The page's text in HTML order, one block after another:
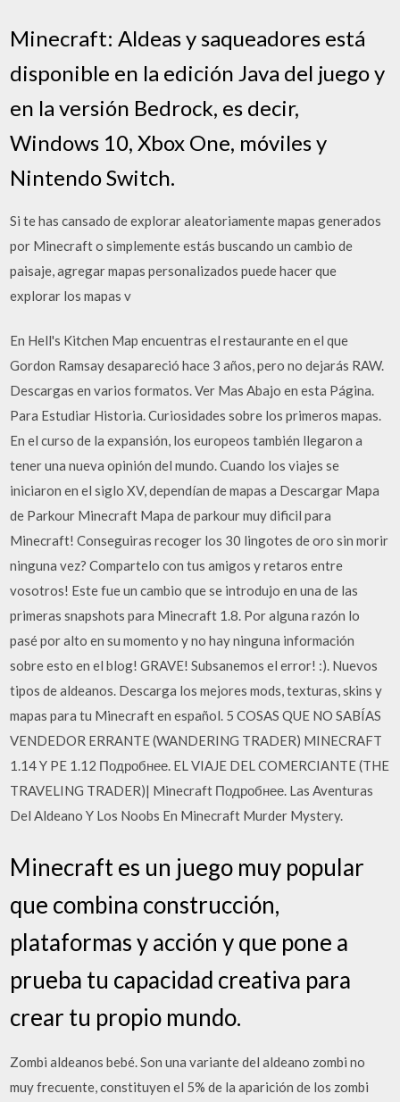
Minecraft: Aldeas y saqueadores está
disponible en la edición Java del juego y
en la versión Bedrock, es decir,
Windows 10, Xbox One, móviles y
Nintendo Switch.
Si te has cansado de explorar aleatoriamente mapas generados
por Minecraft o simplemente estás buscando un cambio de
paisaje, agregar mapas personalizados puede hacer que
explorar los mapas v
En Hell's Kitchen Map encuentras el restaurante en el que
Gordon Ramsay desapareció hace 3 años, pero no dejarás RAW.
Descargas en varios formatos. Ver Mas Abajo en esta Página.
Para Estudiar Historia. Curiosidades sobre los primeros mapas.
En el curso de la expansión, los europeos también llegaron a
tener una nueva opinión del mundo. Cuando los viajes se
iniciaron en el siglo XV, dependían de mapas a Descargar Mapa
de Parkour Minecraft Mapa de parkour muy dificil para
Minecraft! Conseguiras recoger los 30 lingotes de oro sin morir
ninguna vez? Compartelo con tus amigos y retaros entre
vosotros! Este fue un cambio que se introdujo en una de las
primeras snapshots para Minecraft 1.8. Por alguna razón lo
pasé por alto en su momento y no hay ninguna información
sobre esto en el blog! GRAVE! Subsanemos el error! :). Nuevos
tipos de aldeanos. Descarga los mejores mods, texturas, skins y
mapas para tu Minecraft en español. 5 COSAS QUE NO SABÍAS
VENDEDOR ERRANTE (WANDERING TRADER) MINECRAFT
1.14 Y PE 1.12 Подробнее. EL VIAJE DEL COMERCIANTE (THE
TRAVELING TRADER)| Minecraft Подробнее. Las Aventuras
Del Aldeano Y Los Noobs En Minecraft Murder Mystery.
Minecraft es un juego muy popular
que combina construcción,
plataformas y acción y que pone a
prueba tu capacidad creativa para
crear tu propio mundo.
Zombi aldeanos bebé. Son una variante del aldeano zombi no
muy frecuente, constituyen el 5% de la aparición de los zombi